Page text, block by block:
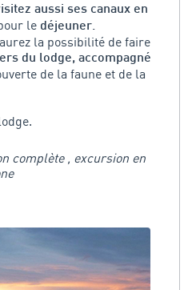
aussi ses canaux en
le déjeuner.
la possibilité de faire
du lodge, accompagné
de la faune et de la
complète , excursion en